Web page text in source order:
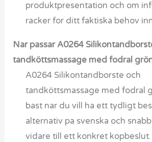
produktpresentation och om
racker for ditt faktiska behov
Nar passar A0264
tandköttsmassage med fodral
A0264 Silikontandborste och
tandköttsmassage med fodral
bast nar du vill ha ett tydligt
alternativ pa svenska och
vidare till ett konkret kopbeslut.